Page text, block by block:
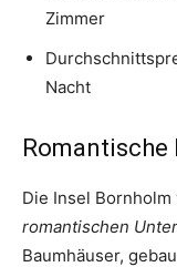
Zimmer
Nacht
Romantische
Die Insel
romantischen
Baumhäuser,